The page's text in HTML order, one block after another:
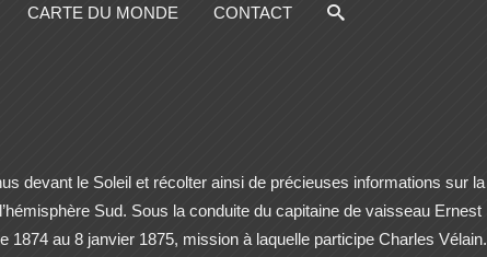
CARTE DU MONDE CONTACT
devant le Soleil et récolter ainsi de précieuses informations sur la
Sud. Sous la conduite du capitaine de vaisseau Ernest
au 8 janvier 1875, mission à laquelle participe Charles Vélain.